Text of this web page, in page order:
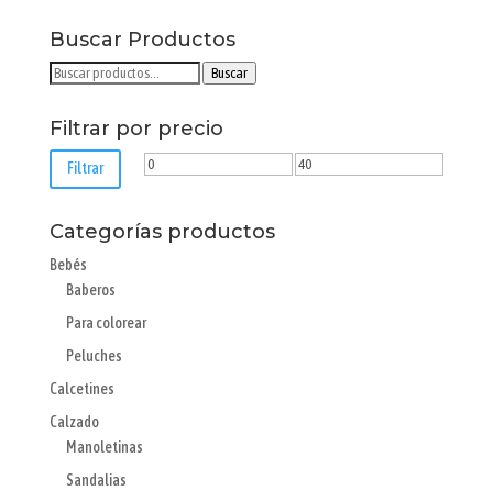
Buscar Productos
Buscar
Buscar
Filtrar por precio
Precio Precio
Filtrar
Categorías productos
Bebés
Baberos
Para colorear
Peluches
Calcetines
Calzado
Manoletinas
Sandalias